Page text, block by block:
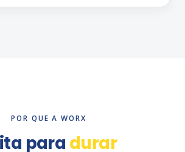
POR QUE A WORX
para durar